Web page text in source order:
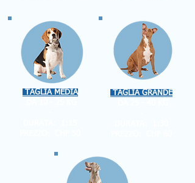
TAGLIA MEDIA
TAGLIA GRANDE